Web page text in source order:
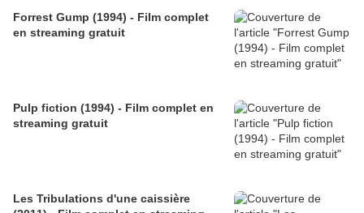
Forrest Gump (1994) - Film complet
en streaming gratuit
Pulp fiction (1994) - Film complet en
streaming gratuit
Les Tribulations d'une caissière